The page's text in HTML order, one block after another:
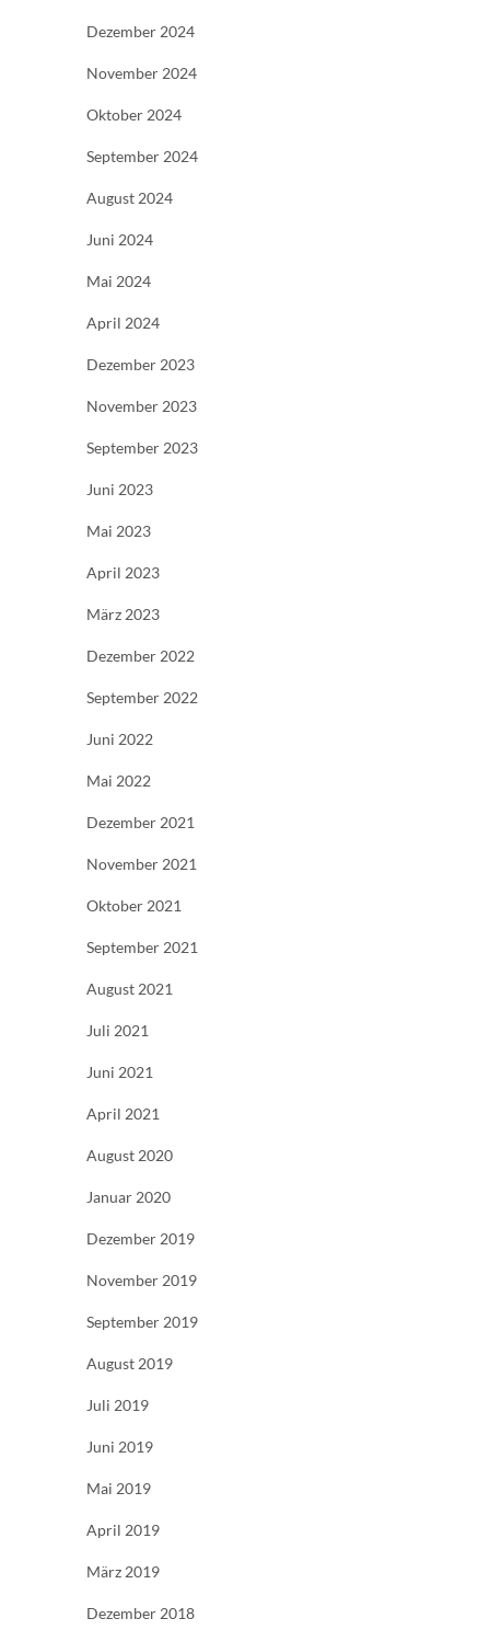
Dezember 2024
November 2024
Oktober 2024
September 2024
August 2024
Juni 2024
Mai 2024
April 2024
Dezember 2023
November 2023
September 2023
Juni 2023
Mai 2023
April 2023
März 2023
Dezember 2022
September 2022
Juni 2022
Mai 2022
Dezember 2021
November 2021
Oktober 2021
September 2021
August 2021
Juli 2021
Juni 2021
April 2021
August 2020
Januar 2020
Dezember 2019
November 2019
September 2019
August 2019
Juli 2019
Juni 2019
Mai 2019
April 2019
März 2019
Dezember 2018